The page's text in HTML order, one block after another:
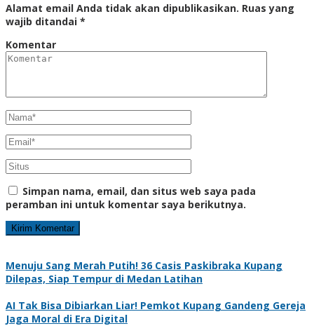
Alamat email Anda tidak akan dipublikasikan. Ruas yang
wajib ditandai *
Komentar
Simpan nama, email, dan situs web saya pada
peramban ini untuk komentar saya berikutnya.
Menuju Sang Merah Putih! 36 Casis Paskibraka Kupang
Dilepas, Siap Tempur di Medan Latihan
AI Tak Bisa Dibiarkan Liar! Pemkot Kupang Gandeng Gereja
Jaga Moral di Era Digital